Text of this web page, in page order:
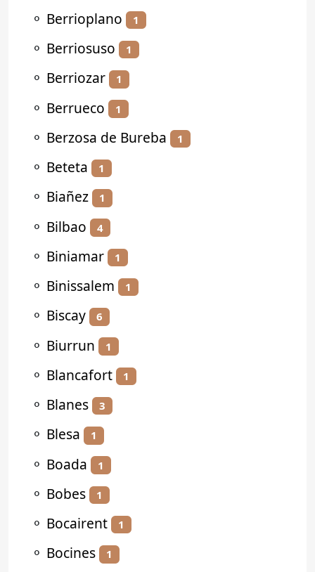
⚬ Berrioplano 1
⚬ Berriosuso 1
⚬ Berriozar 1
⚬ Berrueco 1
⚬ Berzosa de Bureba 1
⚬ Beteta 1
⚬ Biañez 1
⚬ Bilbao 4
⚬ Biniamar 1
⚬ Binissalem 1
⚬ Biscay 6
⚬ Biurrun 1
⚬ Blancafort 1
⚬ Blanes 3
⚬ Blesa 1
⚬ Boada 1
⚬ Bobes 1
⚬ Bocairent 1
⚬ Bocines 1